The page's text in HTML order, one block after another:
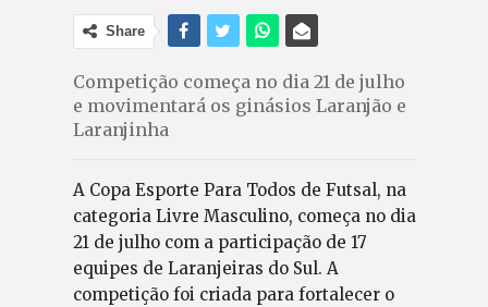
Share
Competição começa no dia 21 de julho
e movimentará os ginásios Laranjão e
Laranjinha
A Copa Esporte Para Todos de Futsal, na
categoria Livre Masculino, começa no dia
21 de julho com a participação de 17
equipes de Laranjeiras do Sul. A
competição foi criada para fortalecer o